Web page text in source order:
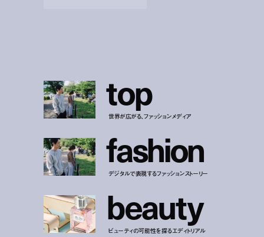
top
世界が広がる、ファッションメディア
fashion
デジタルで表現するファッションストーリー
beauty
ビューティの可能性を探るエディトリアル